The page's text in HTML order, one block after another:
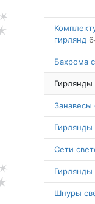
гирлянд
Бахрома
Гирлянды
Занавесы
Гирлянды
Сети
Гирлянды
Шнуры